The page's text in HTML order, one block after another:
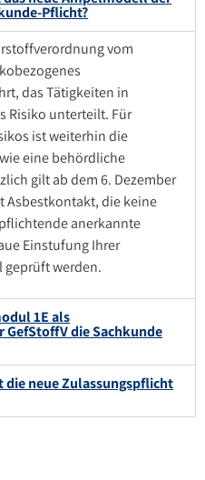
Pflicht?
vom
das Tätigkeiten in
Risiko unterteilt. Für
ist weiterhin die
eine behördliche
gilt ab dem 6. Dezember
Asbestkontakt, die keine
anerkannte
Einstufung Ihrer
geprüft werden.
1E als
die Sachkunde
die neue Zulassungspflicht